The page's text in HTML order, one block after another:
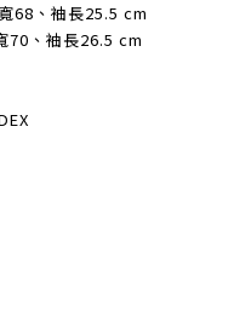
68、袖長25.5 cm
70、袖長26.5 cm